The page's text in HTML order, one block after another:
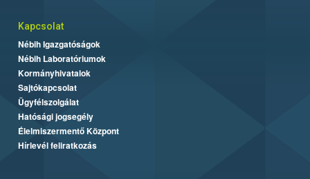
Kapcsolat
Nébih Igazgatóságok
Nébih Laboratóriumok
Kormányhivatalok
Sajtókapcsolat
Ügyfélszolgálat
Hatósági jogsegély
Élelmiszermentő Központ
Hírlevél feliratkozás